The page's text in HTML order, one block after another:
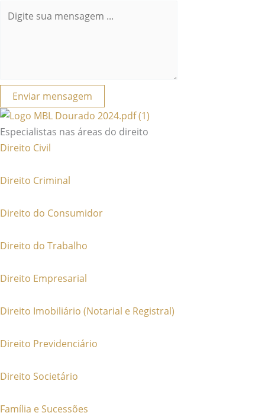
Enviar mensagem
Especialistas nas áreas do direito
Direito Civil
Direito Criminal
Direito do Consumidor
Direito do Trabalho
Direito Empresarial
Direito Imobiliário (Notarial e Registral)
Direito Previdenciário
Direito Societário
Família e Sucessões